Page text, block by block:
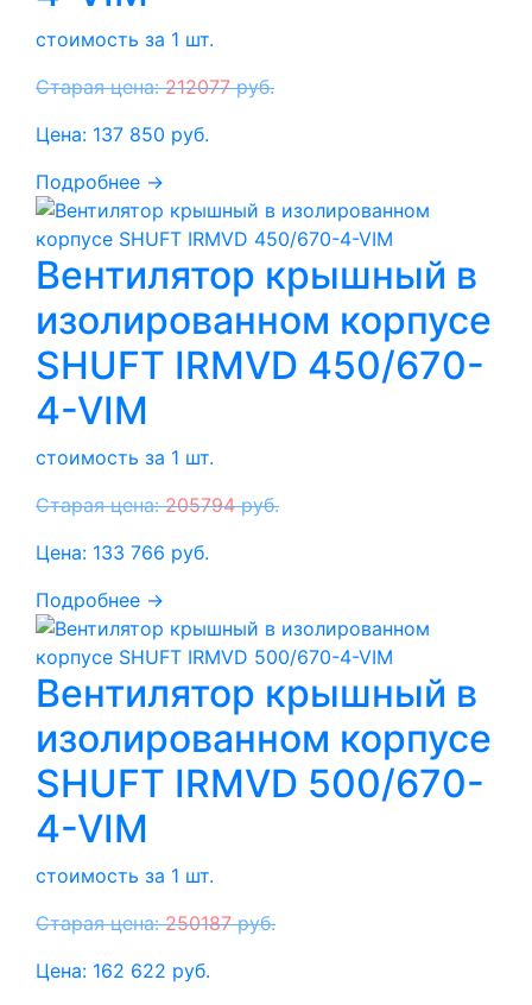
стоимость за 1 шт.
Старая цена:212077руб.
Цена: 137 850 руб.
Подробнее →
Вентилятор крышный в
изолированном корпусе
SHUFT IRMVD 450/670-
4-VIM
стоимость за 1 шт.
Старая цена:205794руб.
Цена: 133 766 руб.
Подробнее →
Вентилятор крышный в
изолированном корпусе
SHUFT IRMVD 500/670-
4-VIM
стоимость за 1 шт.
Старая цена:250187руб.
Цена: 162 622 руб.